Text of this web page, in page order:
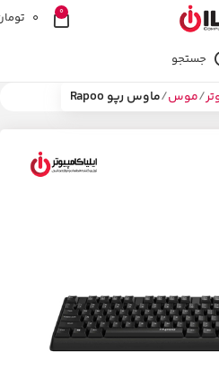
0
0
جستجو
موس ماوس رپو Rapoo